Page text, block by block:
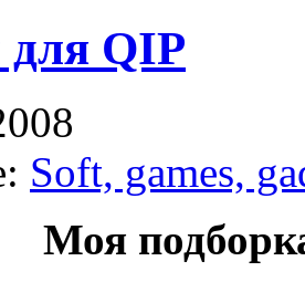
QIP
Soft, games,
Моя